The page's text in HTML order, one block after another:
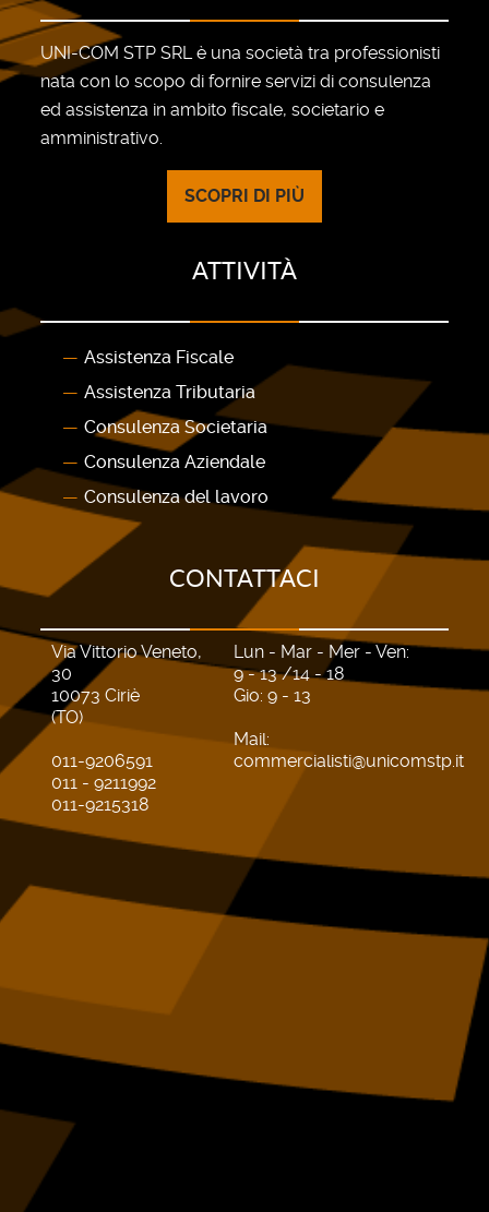
UNI-COM STP SRL è una società tra professionisti
nata con lo scopo di fornire servizi di consulenza
ed assistenza in ambito fiscale, societario e
amministrativo.
SCOPRI DI PIÙ
ATTIVITÀ
Assistenza Fiscale
Assistenza Tributaria
Consulenza Societaria
Consulenza Aziendale
Consulenza del lavoro
CONTATTACI
Via Vittorio Veneto,
30
10073 Ciriè
(TO)
011-9206591
011 - 9211992
011-9215318
Lun - Mar - Mer - Ven:
9 - 13 /14 - 18
Gio: 9 - 13
Mail:
commercialisti@unicomstp.it